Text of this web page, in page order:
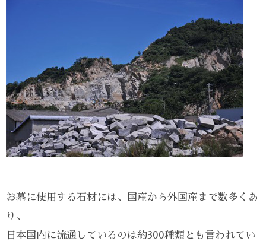
お墓に使用する石材には、国産から外国産まで数多くあ
り、
日本国内に流通しているのは約300種類とも言われてい